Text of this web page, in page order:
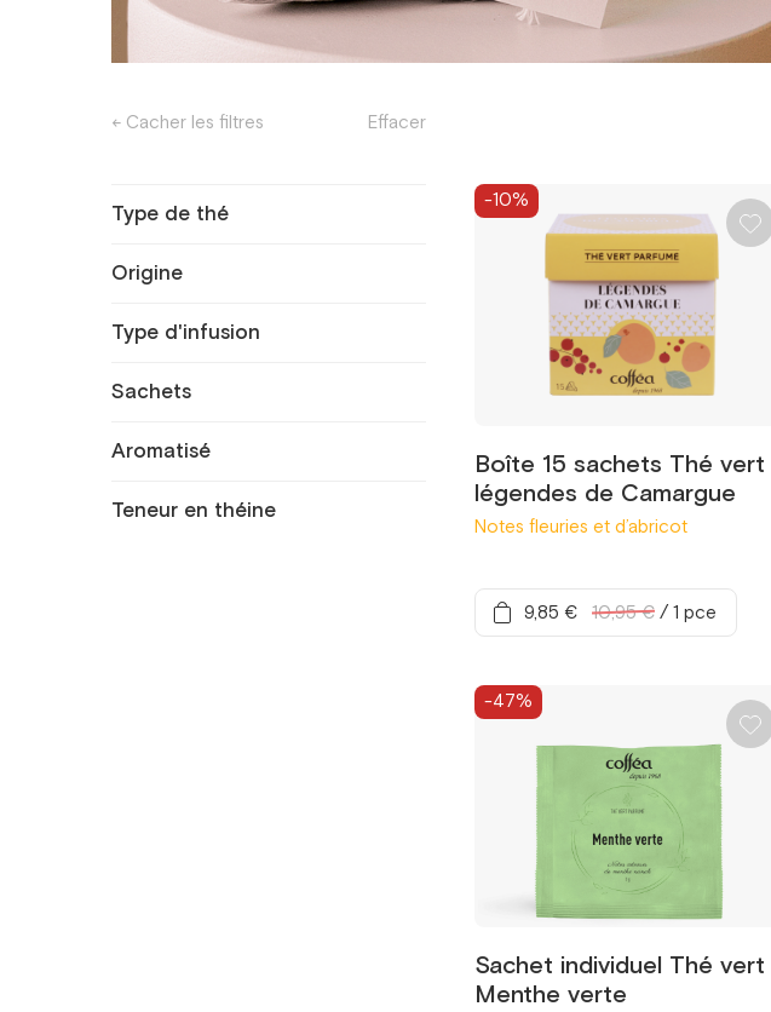
← Cacher les filtres Effacer
Type de thé
Origine
Type d'infusion
Sachets
Aromatisé
Teneur en théine
Boîte 15 sachets Thé vert
légendes de Camargue
Notes fleuries et d’abricot
-10%
9,85 € 10,95 € /1 pce
Sachet individuel Thé vert
Menthe verte
-47%